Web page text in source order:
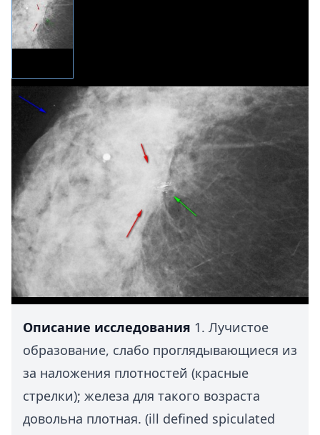
Описание исследования 1. Лучистое
образование, слабо проглядывающиеся из
за наложения плотностей (красные
стрелки); железа для такого возраста
довольна плотная. (ill defined spiculated